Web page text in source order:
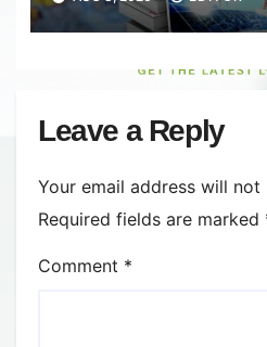
România. Gândul
cazul
Leave a Reply
Your email address will not
Required fields are marked
Comment *